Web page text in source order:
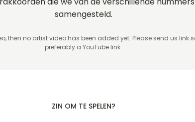
samengesteld.
then no artist video has been added yet. Please send us link
preferably a YouTube link.
ZIN OM TE SPELEN?